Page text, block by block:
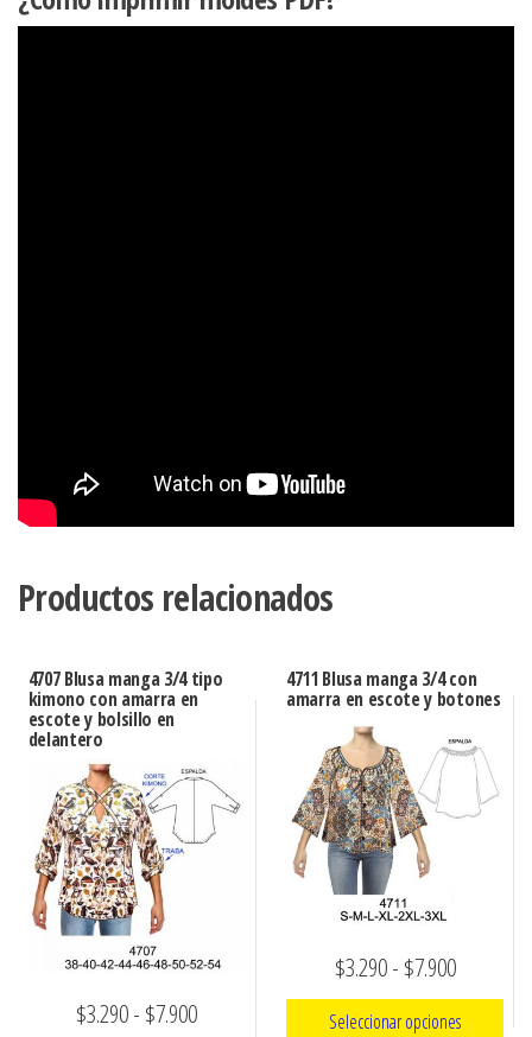
Productos relacionados
4707 Blusa manga 3/4 tipo
kimono con amarra en
escote y bolsillo en
delantero
$3.290- $7.900Rango
4711 Blusa manga 3/4 con
amarra en escote y botones
$3.290- $7.900Rango
de
Seleccionar opciones